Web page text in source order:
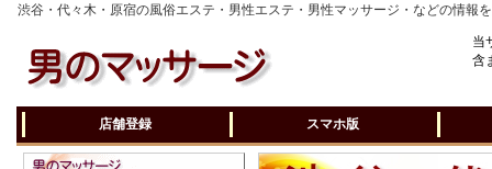
渋谷・代々木・原宿の風俗エステ・男性エステ・男性マッサージ・などの情報
当
含
店舗登録 スマホ版